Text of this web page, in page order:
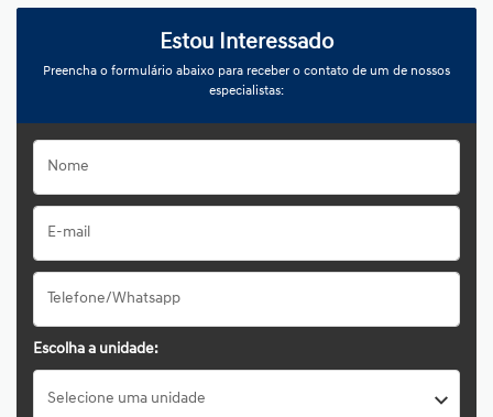
Estou Interessado
Preencha o formulário abaixo para receber o contato de um de nossos
especialistas:
Escolha a unidade:
Selecione uma unidade